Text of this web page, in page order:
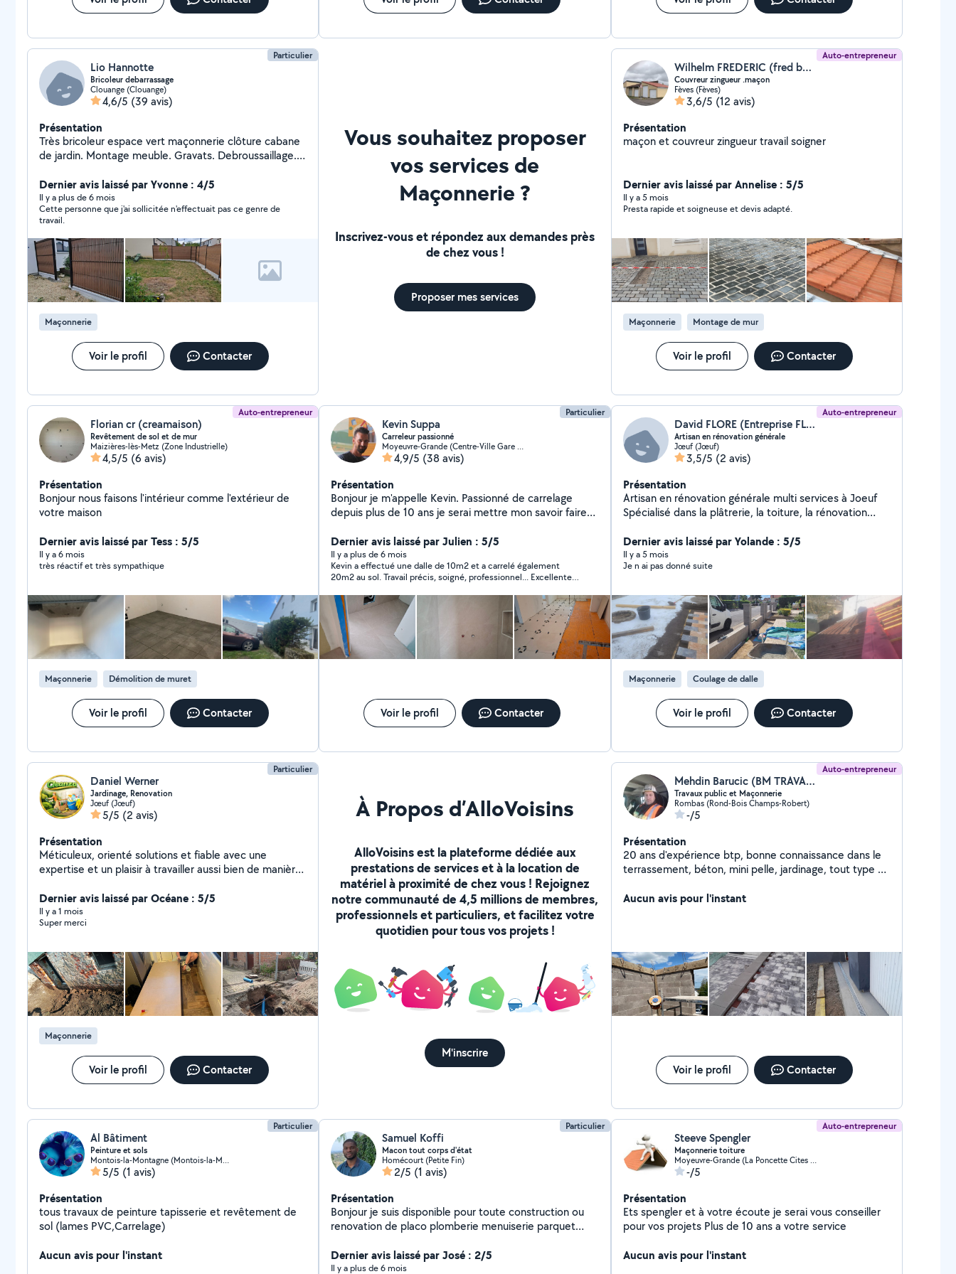
garage Ainsi que location bétonnière et diverses outils
Particulier
Lio Hannotte
Bricoleur debarrassage
Clouange (Clouange)
4,6/5 (39 avis)
Présentation
Très bricoleur espace vert maçonnerie clôture cabane
de jardin. Montage meuble. Gravats. Debroussaillage. .
Dernier avis laissé par Yvonne : 4/5
Il y a plus de 6 mois
Cette personne que j'ai sollicitée n'effectuait pas ce genre de
travail.
Maçonnerie
Voir le profil Contacter
Vous souhaitez proposer
vos services de
Maçonnerie ?
Inscrivez-vous et répondez aux demandes près
de chez vous !
Proposer mes services
Auto-entrepreneur
Wilhelm FREDERIC (fred batiment)
Couvreur zingueur .maçon
Fèves (Fèves)
3,6/5 (12 avis)
Présentation
maçon et couvreur zingueur travail soigner
Dernier avis laissé par Annelise : 5/5
Il y a 5 mois
Presta rapide et soigneuse et devis adapté.
Maçonnerie Montage de mur
Voir le profil Contacter
Auto-entrepreneur
Florian cr (creamaison)
Revêtement de sol et de mur
Maizières-lès-Metz (Zone Industrielle)
4,5/5 (6 avis)
Présentation
Bonjour nous faisons l'intérieur comme l'extérieur de
votre maison
Dernier avis laissé par Tess : 5/5
Il y a 6 mois
très réactif et très sympathique
Maçonnerie Démolition de muret
Voir le profil Contacter
Particulier
Kevin Suppa
Carreleur passionné
Moyeuvre-Grande (Centre-Ville Gare Cite Gargan)
4,9/5 (38 avis)
Présentation
Bonjour je m'appelle Kevin. Passionné de carrelage
depuis plus de 10 ans je serai mettre mon savoir faire
Dernier avis laissé par Julien : 5/5
Il y a plus de 6 mois
Kevin a effectué une dalle de 10m2 et a carrelé également
20m2 au sol. Travail précis, soigné, professionnel... Excellente
Voir le profil Contacter
Auto-entrepreneur
David FLORE (Entreprise FLORE)
Artisan en rénovation générale
Jœuf (Jœuf)
3,5/5 (2 avis)
Présentation
Artisan en rénovation générale multi services à Joeuf
Spécialisé dans la plâtrerie, la toiture, la rénovation
Dernier avis laissé par Yolande : 5/5
Il y a 5 mois
Je n ai pas donné suite
Maçonnerie Coulage de dalle
Voir le profil Contacter
Particulier
Daniel Werner
Jardinage, Renovation
Jœuf (Jœuf)
5/5 (2 avis)
Présentation
Méticuleux, orienté solutions et fiable avec une
expertise et un plaisir à travailler aussi bien de manière
rénovation immobilière. Céramique, plastique, isolation,
installation de panneaux solaires, peinture, enduit, tous
types de sols, plomberie et installation électrique.
/ Rénovation Cleaning / Nettoyage Old Houses /
Maisons anciennes Painting / Peinture False Ceilings /
Faux plafonds Partitions / Cloisons Gardening /
Jardinage Construction / Construction Electrician /
Électricien Plumbing / Plomberie
Dernier avis laissé par Océane : 5/5
Il y a 1 mois
Super merci
Maçonnerie
Voir le profil Contacter
À Propos d’AlloVoisins
AlloVoisins est la plateforme dédiée aux
prestations de services et à la location de
matériel à proximité de chez vous ! Rejoignez
notre communauté de 4,5 millions de membres,
professionnels et particuliers, et facilitez votre
quotidien pour tous vos projets !
M'inscrire
Auto-entrepreneur
Mehdin Barucic (BM TRAVAUX)
Travaux public et Maçonnerie
Rombas (Rond-Bois Champs-Robert)
-/5
Présentation
20 ans d'expérience btp, bonne connaissance dans le
terrassement, béton, mini pelle, jardinage, tout type de
Aucun avis pour l'instant
Voir le profil Contacter
Particulier
Al Bâtiment
Peinture et sols
Montois-la-Montagne (Montois-la-Montagne)
5/5 (1 avis)
Présentation
tous travaux de peinture tapisserie et revêtement de
sol (lames PVC,Carrelage)
Aucun avis pour l'instant
Particulier
Samuel Koffi
Macon tout corps d'état
Homécourt (Petite Fin)
2/5 (1 avis)
Présentation
Bonjour je suis disponible pour toute construction ou
renovation de placo plomberie menuiserie parquet
Dernier avis laissé par José : 2/5
Il y a plus de 6 mois
Auto-entrepreneur
Steeve Spengler
Maçonnerie toiture
Moyeuvre-Grande (La Poncette Cites de Wendel Saint-Robert)
-/5
Présentation
Ets spengler et à votre écoute je serai vous conseiller
pour vos projets Plus de 10 ans a votre service
Aucun avis pour l'instant